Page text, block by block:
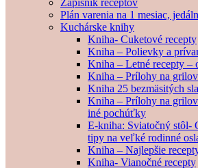
Zápisník receptov
Plán varenia na 1 mesiac,
Kuchárske knihy
Kniha- Cuketové recepty
Kniha – Polievky a
Kniha – Letné recepty –
Kniha – Prílohy na
Kniha 25 bezmäsitých
Kniha – Prílohy na
iné pochúťky
E-kniha: Sviatočný stôl-
tipy na veľké rodinné
Kniha – Najlepšie
Kniha- Vianočné recepty